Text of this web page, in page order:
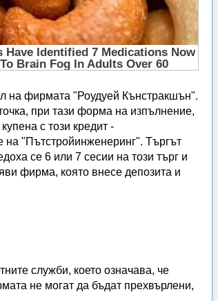
на фирмата "Роудуей Кънстракшън".
при тази форма на изпълнение,
с този кредит -
на "Пътстройинженеринг". Търгът
се 6 или 7 сесии на този търг и
фирма, която внесе депозита и
служби, което означава, че
не могат да бъдат прехвърлени,